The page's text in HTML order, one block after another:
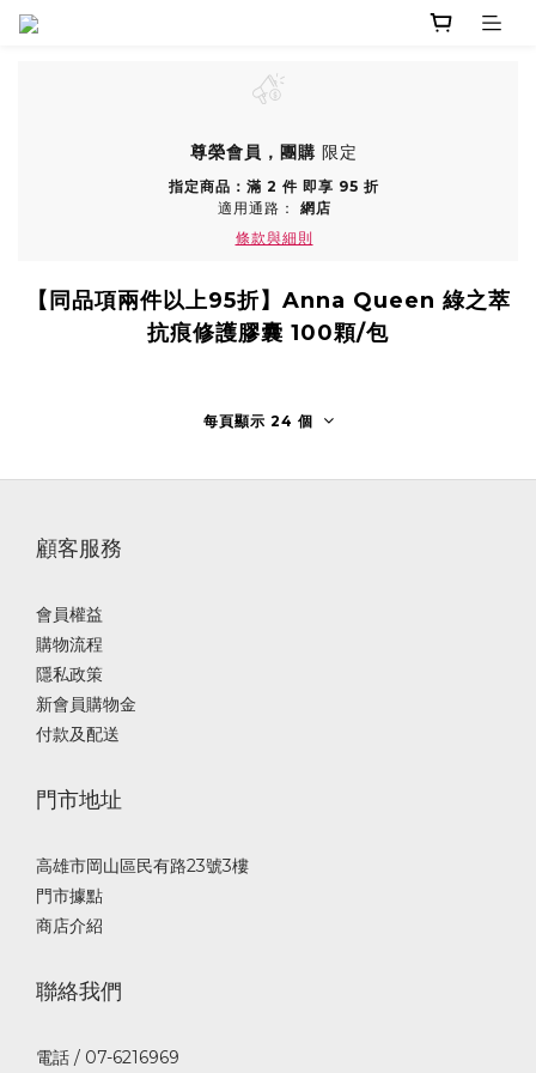
尊榮會員，團購 限定
指定商品：滿 2 件 即享 95 折
適用通路： 網店
條款與細則
【同品項兩件以上95折】Anna Queen 綠之萃
抗痕修護膠囊 100顆/包
每頁顯示 24 個
顧客服務
會員權益
購物流程
隱私政策
新會員購物金
付款及配送
門市地址
高雄市岡山區民有路23號3樓
門市據點
商店介紹
聯絡我們
電話 / 07-6216969